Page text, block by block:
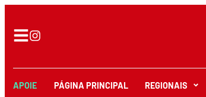
APOIE PÁGINA PRINCIPAL REGIONAIS